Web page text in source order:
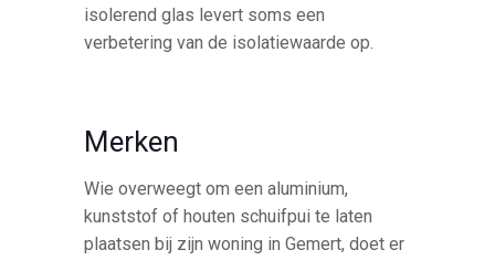
isolerend glas levert soms een
verbetering van de isolatiewaarde op.
Merken
Wie overweegt om een aluminium,
kunststof of houten schuifpui te laten
plaatsen bij zijn woning in Gemert, doet er